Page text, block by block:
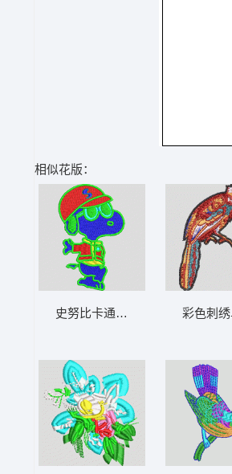
相似花版：
史努比卡通形象装饰图案 卡通史
彩色刺绣